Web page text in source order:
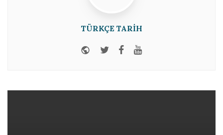
TÜRKÇE TARIH
Website
TwitterFacebook